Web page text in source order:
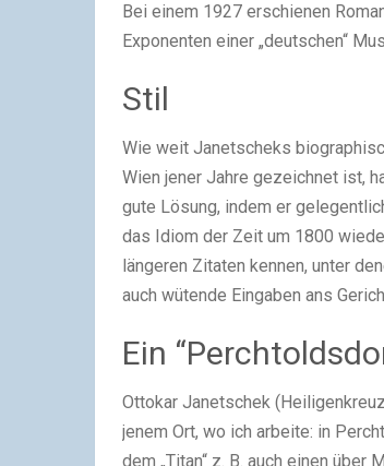
Bei einem 1927 erschienen
Exponenten einer „deutschen“
Stil
Wie weit Janetscheks
Wien jener Jahre gezeichnet ist,
gute Lösung, indem er
das Idiom der Zeit um 1800
längeren Zitaten kennen, unter
auch wütende Eingaben ans
Ein
Ottokar Janetschek
jenem Ort, wo ich arbeite: in
dem „Titan“ z. B. auch einen